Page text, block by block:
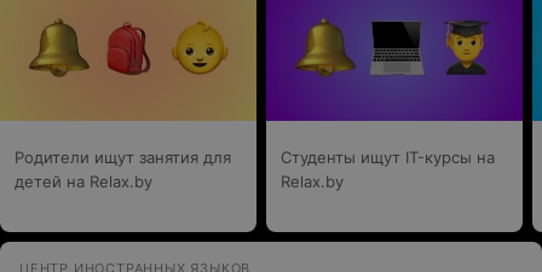
Родители ищут занятия для
детей на Relax.by
Студенты ищут IT-курсы на
Relax.by